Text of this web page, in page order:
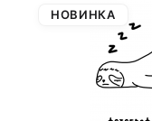
НОВИНКА